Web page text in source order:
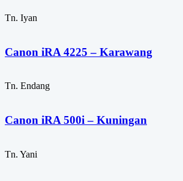
Tn. Iyan
Canon iRA 4225 – Karawang
Tn. Endang
Canon iRA 500i – Kuningan
Tn. Yani